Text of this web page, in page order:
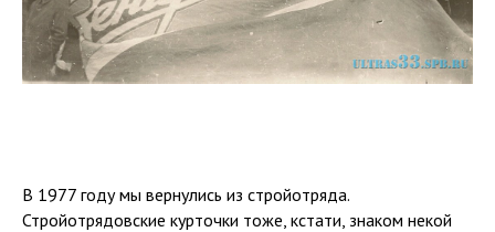
В 1977 году мы вернулись из стройотряда.
Стройотрядовские курточки тоже, кстати, знаком некой